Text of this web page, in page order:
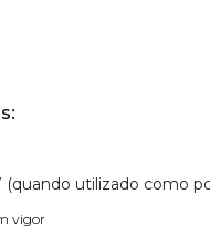
(quando utilizado como
vigor